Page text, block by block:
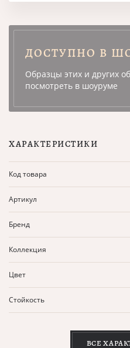
ДОСТУПНО В
Образцы этих и других
посмотреть в шоуруме
ХАРАКТЕРИСТИКИ
Код товара
Артикул
Бренд
Коллекция
Цвет
Стойкость
ВСЕ